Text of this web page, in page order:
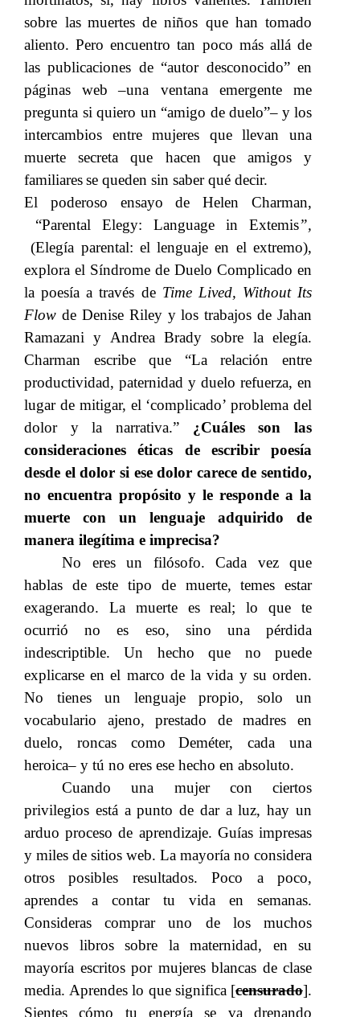
sobre las​​muertes de niños que han ​​tomado
aliento. Pero encuentro tan poco más allá de
las publicaciones de “autor desconocido” en
páginas web ​​–una ventana emergente me
pregunta si quiero un “amigo de duelo”– y los
intercambios entre mujeres que llevan una
muerte secreta que hacen que amigos y
familiaresse queden sin saber qué decir.
El poderoso ensayo de Helen Charman,
“Parental Elegy: Language in Extemis”,
(Elegía parental: el lenguaje en el extremo),
explora el Síndrome de Duelo Complicado en
la poesía a través de​​ Time Lived, Without Its
Flow​​ de Denise Riley y los trabajos de Jahan
Ramazani y Andrea Brady sobre la elegía.
Charman escribe que “La relación entre
productividad, paternidad y duelo refuerza, en
lugar de mitigar, el ‘complicado’ problema del
dolor y la narrativa.”​​ ¿Cuáles son las
consideraciones éticas de escribir poesía
desde el dolor si ese dolor carece de sentido,
no encuentra propósito y le responde a la
muerte con un lenguaje adquirido de
manera ilegítima e imprecisa?
No eres un filósofo. Cada vez que
hablas de este tipo de muerte, temes estar
exagerando. La muerte es real; lo que te
ocurrió no es eso, sino una pérdida
indescriptible. Un hecho que no puede
explicarse en el marco de la vida y su orden.
No tienes un lenguaje propio, solo un
vocabulario ajeno, prestado de madres en
duelo, roncas como ​​Deméter, cada una
heroica– y tú no eres ese hecho en absoluto.
Cuando una mujer con ciertos
privilegios está a punto de dar a luz, hay un
arduo proceso de aprendizaje. Guías impresas
y miles de sitios web. La mayoría no considera
otros posibles resultados. Poco a poco,
aprendes a contar tu vida en semanas.
Consideras comprar uno de los muchos
nuevos libros sobre la maternidad, en su
mayoría escritos por mujeres blancas de clase
media. ​​ Aprendes lo que significa [censurado].
Sientes cómo tu energía se va drenando​​